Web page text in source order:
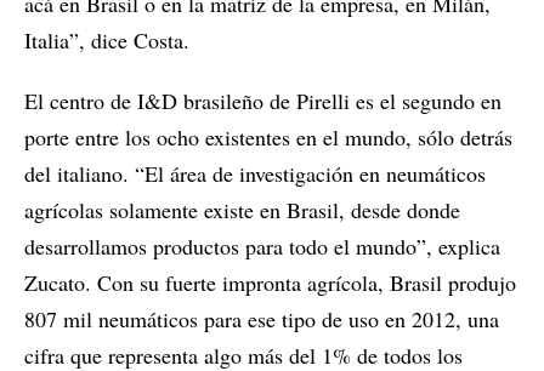
Italia”, dice Costa.
El centro de I&D brasileño de Pirelli es el segundo en
porte entre los ocho existentes en el mundo, sólo detrás
del italiano. “El área de investigación en neumáticos
agrícolas solamente existe en Brasil, desde donde
desarrollamos productos para todo el mundo”, explica
Zucato. Con su fuerte impronta agrícola, Brasil produjo
807 mil neumáticos para ese tipo de uso en 2012, una
cifra que representa algo más del 1% de todos los